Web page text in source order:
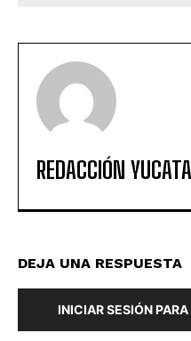
REDACCIÓN
DEJA UNA RESPUESTA
INICIAR SESIÓN